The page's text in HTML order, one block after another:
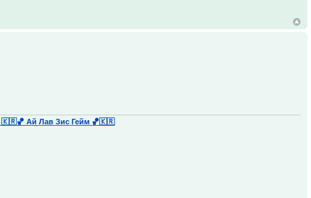
🇰🇷🏀 Ай Лав Зис Гейм 🏀🇰🇷